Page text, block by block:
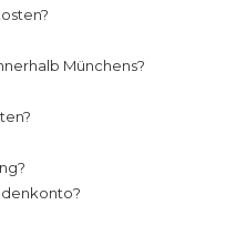
Münchens?